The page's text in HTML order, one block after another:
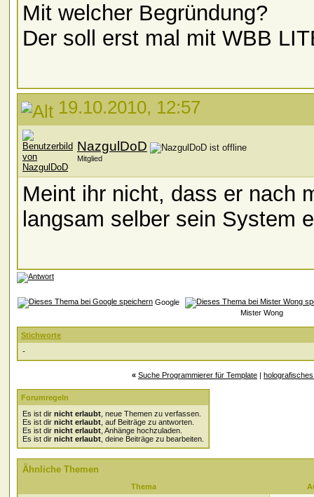
Mit welcher Begründung?
Der soll erst mal mit WBB
19.10.2010, 12:57
NazgulDoD
Mitglied
Meint ihr nicht, dass er nach
langsam selber sein System
Google
Mister Wong
Stichworte
-
« Suche Programmierer für Template |
Forumregeln
Es ist dir nicht erlaubt , neue Themen zu verfassen.
Es ist dir nicht erlaubt , auf Beiträge zu antworten.
Es ist dir nicht erlaubt , Anhänge hochzuladen.
Es ist dir nicht erlaubt , deine Beiträge zu bearbeiten.
Ähnliche Themen
Thema